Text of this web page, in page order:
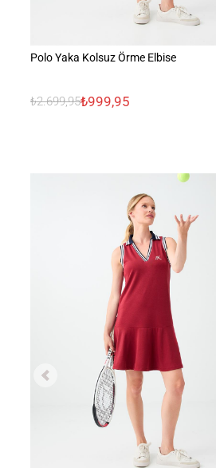
Polo Yaka Kolsuz Örme Elbise
₺2.699,95₺999,95